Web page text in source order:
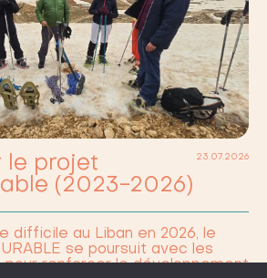
le projet
(2023-2026)
23.07.2026
difficile au Liban en 2026, le
se poursuit avec les
pour renforcer le développement